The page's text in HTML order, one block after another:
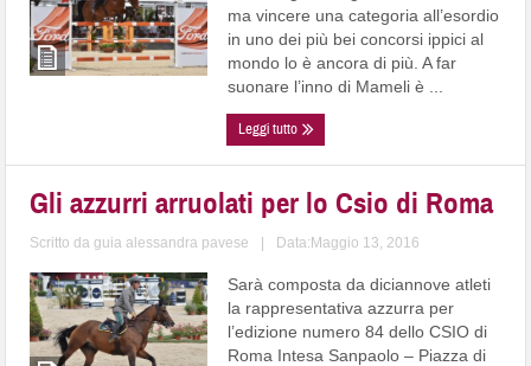
ma vincere una categoria all’esordio
in uno dei più bei concorsi ippici al
mondo lo è ancora di più. A far
suonare l’inno di Mameli è ...
Leggi tutto
Gli azzurri arruolati per lo Csio di Roma
Scritto daguia alessandra pavese Data:Maggio 13, 2016
Sarà composta da diciannove atleti
la rappresentativa azzurra per
l’edizione numero 84 dello CSIO di
Roma Intesa Sanpaolo – Piazza di